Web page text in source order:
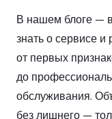
В нашем блоге —
знать о сервисе и
от первых
до
обслуживания.
без лишнего —